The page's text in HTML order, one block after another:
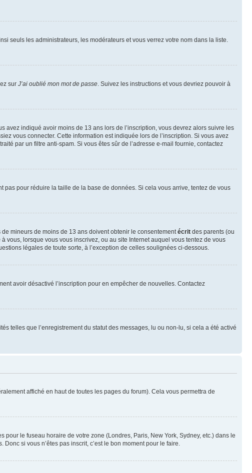
seuls les administrateurs, les modérateurs et vous verrez votre nom dans la liste.
sur J’ai oublié mon mot de passe. Suivez les instructions et vous devriez pouvoir à
avez indiqué avoir moins de 13 ans lors de l’inscription, vous devrez alors suivre les
vous connecter. Cette information est indiquée lors de l’inscription. Si vous avez
par un filtre anti-spam. Si vous êtes sûr de l’adresse e-mail fournie, contactez
pas pour réduire la taille de la base de données. Si cela vous arrive, tentez de vous
mineurs de moins de 13 ans doivent obtenir le consentementécrit des parents (ou
vous, lorsque vous vous inscrivez, ou au site Internet auquel vous tentez de vous
légales de toute sorte, à l’exception de celles soulignées ci-dessous.
avoir désactivé l’inscription pour en empêcher de nouvelles. Contactez
telles que l’enregistrement du statut des messages, lu ou non-lu, si cela a été activé
affiché en haut de toutes les pages du forum). Cela vous permettra de
le fuseau horaire de votre zone (Londres, Paris, New York, Sydney, etc.) dans le
si vous n’êtes pas inscrit, c’est le bon moment pour le faire.